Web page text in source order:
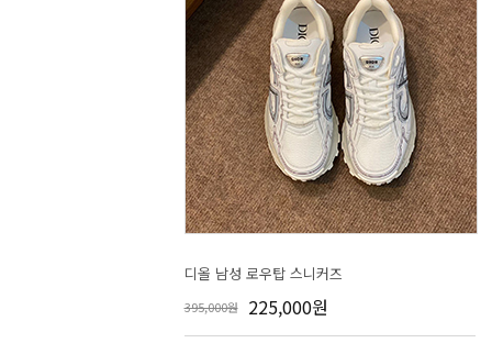
디올 남성 로우탑 스니커즈
395,000원 225,000원